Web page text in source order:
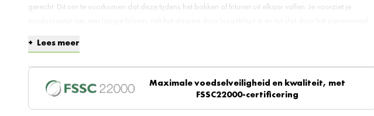
gerecht. Dit om te voorkomen dat deze tijdens het bakken of frituren uit elkaar vallen. Je voorziet je
WAAR SMAAKT PANEERMEEL PIKANT NAAR?
In paneermeel pikant zijn verschillende specerijen en aroma’s toegevoegd om het zo de gewenste
smaak te geven. Eén daarvan is chili. Chilipoeder wordt gemaakt van gedroogde, verpulverde
Lees meer
Maximale voedselveiligheid en kwaliteit, met
FSSC22000-certificering